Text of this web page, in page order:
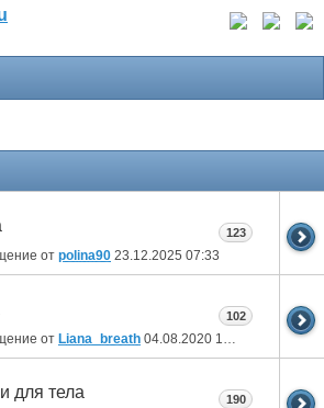
от polina90 23.12.2025 07:33
123
от Liana_breath 04.08.2020 18:21
102
для тела 190